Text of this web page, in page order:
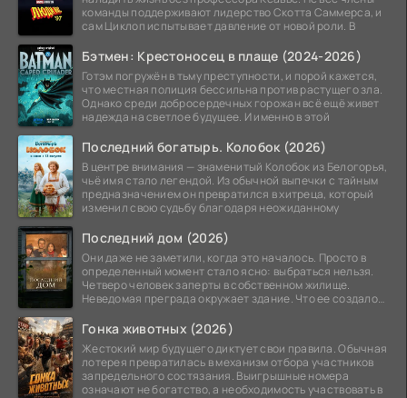
команды поддерживают лидерство Скотта Саммерса, и
сам Циклоп испытывает давление от новой роли. В
Бэтмен: Крестоносец в плаще (2024-2026)
Готэм погружён в тьму преступности, и порой кажется,
что местная полиция бессильна против растущего зла.
Однако среди добросердечных горожан всё ещё живет
надежда на светлое будущее. И именно в этой
Последний богатырь. Колобок (2026)
В центре внимания — знаменитый Колобок из Белогорья,
чьё имя стало легендой. Из обычной выпечки с тайным
предназначением он превратился в хитреца, который
изменил свою судьбу благодаря неожиданному
Последний дом (2026)
Они даже не заметили, когда это началось. Просто в
определенный момент стало ясно: выбраться нельзя.
Четверо человек заперты в собственном жилище.
Неведомая преграда окружает здание. Что ее создало
Гонка животных (2026)
Жестокий мир будущего диктует свои правила. Обычная
лотерея превратилась в механизм отбора участников
запредельного состязания. Выигрышные номера
означают не богатство, а необходимость участвовать в